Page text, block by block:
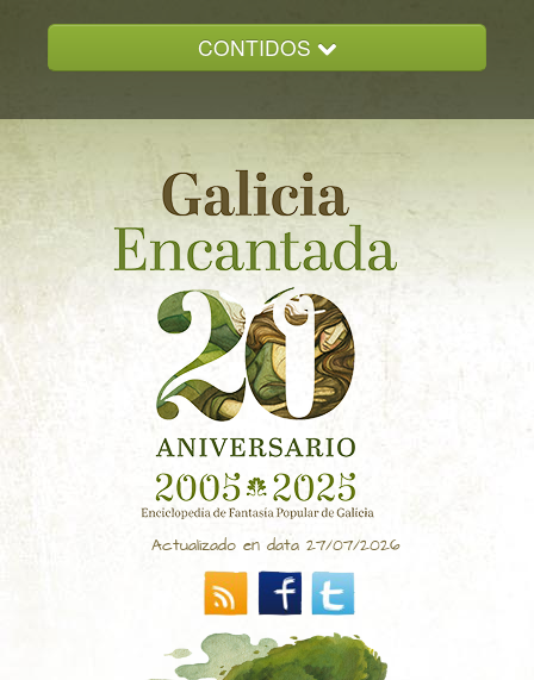
CONTIDOS
GALICIA ENCANTADA
DOCUMENTACION
NOVAS
CONTACTO
Actualizado en data 27/07/2026